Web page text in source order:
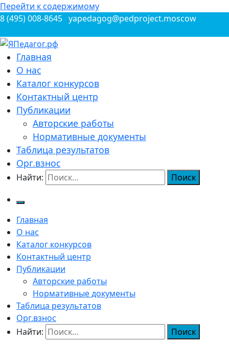
Перейти к содержимому
8 (495) 008-8645 yapedagog@pedproject.moscow
ЯПедагог.рф
Всероссийские конкурсы для педагогов
Главная
О нас
Каталог конкурсов
Контактный центр
Публикации
Авторские работы
Нормативные документы
Таблица результатов
Орг.взнос
Найти:
Главная
О нас
Каталог конкурсов
Контактный центр
Публикации
Авторские работы
Нормативные документы
Таблица результатов
Орг.взнос
Найти: